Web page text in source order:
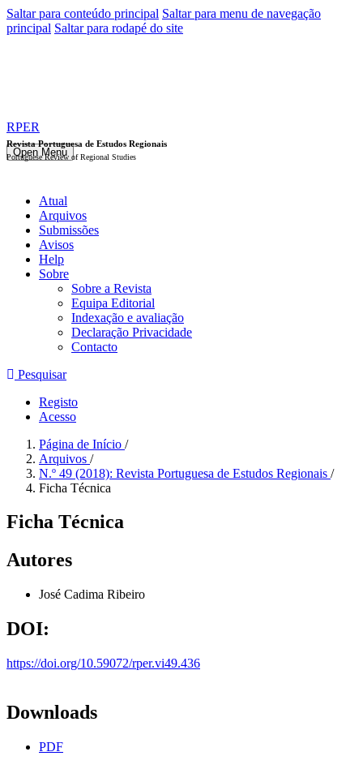
Saltar para conteúdo principal Saltar para menu de navegação
principal Saltar para rodapé do site
Open Menu
RPER
Revista Portuguesa de Estudos Regionais
Portuguese Review of Regional Studies
Atual
Arquivos
Submissões
Avisos
Help
Sobre
Sobre a Revista
Equipa Editorial
Indexação e avaliação
Declaração Privacidade
Contacto
Pesquisar
Registo
Acesso
Página de Início /
Arquivos /
N.º 49 (2018): Revista Portuguesa de Estudos Regionais /
Ficha Técnica
Ficha Técnica
Autores
José Cadima Ribeiro
DOI:
https://doi.org/10.59072/rper.vi49.436
Downloads
PDF